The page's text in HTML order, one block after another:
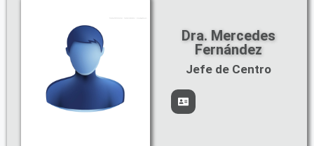
Dra. Mercedes
Fernández
Jefe de Centro